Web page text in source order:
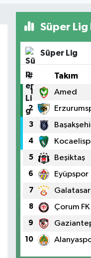
Süper Lig
Süper Lig
# Takım
1 Amed
2
3
4
5 Beşiktaş
6 Eyüpspor
7
8 Çorum FK
9
10